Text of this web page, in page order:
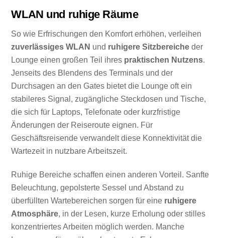
WLAN und ruhige Räume
So wie Erfrischungen den Komfort erhöhen, verleihen
zuverlässiges WLAN und ruhigere Sitzbereiche der
Lounge einen großen Teil ihres praktischen Nutzens.
Jenseits des Blendens des Terminals und der
Durchsagen an den Gates bietet die Lounge oft ein
stabileres Signal, zugängliche Steckdosen und Tische,
die sich für Laptops, Telefonate oder kurzfristige
Änderungen der Reiseroute eignen. Für
Geschäftsreisende verwandelt diese Konnektivität die
Wartezeit in nutzbare Arbeitszeit.
Ruhige Bereiche schaffen einen anderen Vorteil. Sanfte
Beleuchtung, gepolsterte Sessel und Abstand zu
überfüllten Wartebereichen sorgen für eine ruhigere
Atmosphäre, in der Lesen, kurze Erholung oder stilles
konzentriertes Arbeiten möglich werden. Manche